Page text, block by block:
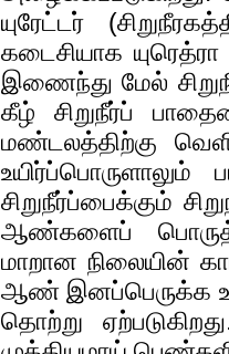
யுரேட்டர்
கடைசியாக
இணைந்து மேல்
கீழ் சிறுநீர்ப்
மண்டலத்திற்கு
உயிர்ப்பொருளாலும்
சிறுநீர்ப்பைக்கும்
ஆண்களைப்
மாறான நிலையின்
ஆண் இனப்பெருக்க
தொற்று